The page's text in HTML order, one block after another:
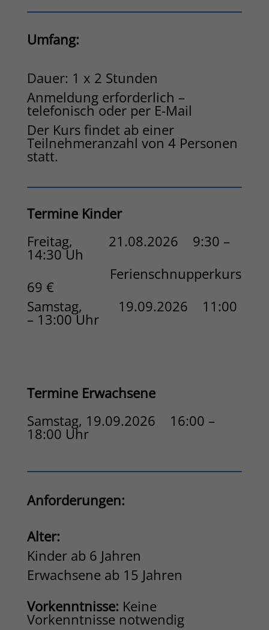
Umfang:
Dauer: 1 x 2 Stunden
Anmeldung erforderlich –
telefonisch oder per E-Mail
Der Kurs findet ab einer
Teilnehmeranzahl von 4 Personen
statt.
Termine Kinder
Freitag, 21.08.2026 9:30 –
14:30 Uh
Ferienschnupperkurs
69 €
Samstag, 19.09.2026 11:00
– 13:00 Uhr
Termine Erwachsene
Samstag, 19.09.2026 16:00 –
18:00 Uhr
Anforderungen:
Alter:
Kinder ab 6 Jahren
Erwachsene ab 15 Jahren
Vorkenntnisse: Keine
Vorkenntnisse notwendig